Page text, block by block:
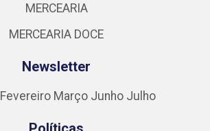
MERCEARIA
MERCEARIA DOCE
Newsletter
Fevereiro Março Junho Julho